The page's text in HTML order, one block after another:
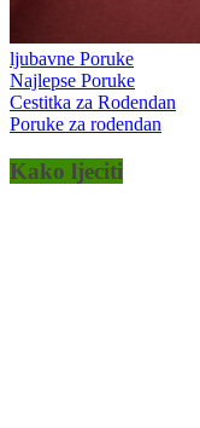
ljubavne Poruke
Najlepse Poruke
Cestitka za Rodendan
Poruke za rodendan
Kako ljeciti